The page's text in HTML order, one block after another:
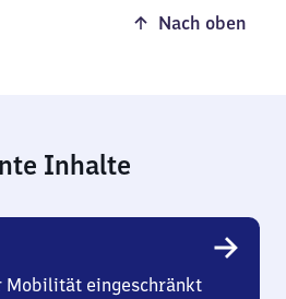
Nach oben
Inhalte
Mobilität eingeschränkt